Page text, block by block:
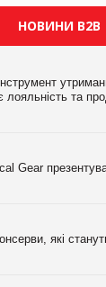
НОВИНИ B2B
та
Gear
які